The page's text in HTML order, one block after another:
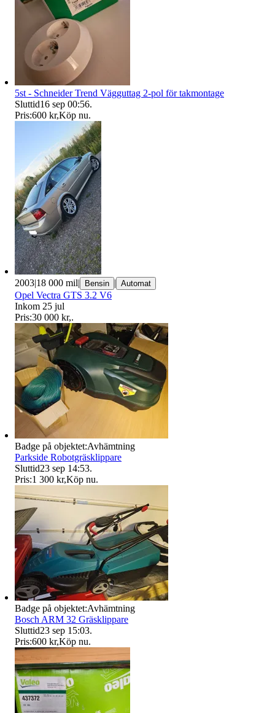
5st - Schneider Trend Vägguttag 2-pol för takmontage
Sluttid16 sep 00:56.
Pris:600 kr,Köp nu.
2003|18 000 mil| Bensin | Automat
Opel Vectra GTS 3.2 V6
Inkom 25 jul
Pris:30 000 kr,.
Badge på objektet:Avhämtning
Parkside Robotgräsklippare
Sluttid23 sep 14:53.
Pris:1 300 kr,Köp nu.
Badge på objektet:Avhämtning
Bosch ARM 32 Gräsklippare
Sluttid23 sep 15:03.
Pris:600 kr,Köp nu.